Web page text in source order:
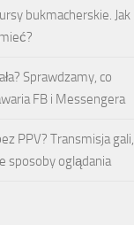
bukmacherskie. Jak
Sprawdzamy, co
FB i Messengera
PPV? Transmisja gali,
sposoby oglądania